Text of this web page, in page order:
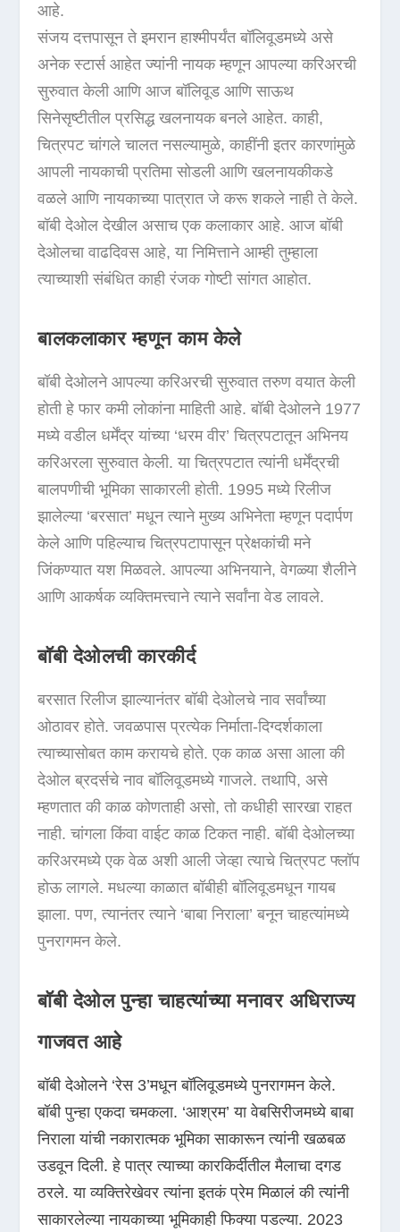
आहे.
संजय दत्तपासून ते इमरान हाश्मीपर्यंत बॉलिवूडमध्ये असे
अनेक स्टार्स आहेत ज्यांनी नायक म्हणून आपल्या करिअरची
सुरुवात केली आणि आज बॉलिवूड आणि साऊथ
सिनेसृष्टीतील प्रसिद्ध खलनायक बनले आहेत. काही,
चित्रपट चांगले चालत नसल्यामुळे, काहींनी इतर कारणांमुळे
आपली नायकाची प्रतिमा सोडली आणि खलनायकीकडे
वळले आणि नायकाच्या पात्रात जे करू शकले नाही ते केले.
बॉबी देओल देखील असाच एक कलाकार आहे. आज बॉबी
देओलचा वाढदिवस आहे, या निमित्ताने आम्ही तुम्हाला
त्याच्याशी संबंधित काही रंजक गोष्टी सांगत आहोत.
बालकलाकार म्हणून काम केले
बॉबी देओलने आपल्या करिअरची सुरुवात तरुण वयात केली
होती हे फार कमी लोकांना माहिती आहे. बॉबी देओलने 1977
मध्ये वडील धर्मेंद्र यांच्या ‘धरम वीर’ चित्रपटातून अभिनय
करिअरला सुरुवात केली. या चित्रपटात त्यांनी धर्मेंद्रची
बालपणीची भूमिका साकारली होती. 1995 मध्ये रिलीज
झालेल्या ‘बरसात’ मधून त्याने मुख्य अभिनेता म्हणून पदार्पण
केले आणि पहिल्याच चित्रपटापासून प्रेक्षकांची मने
जिंकण्यात यश मिळवले. आपल्या अभिनयाने, वेगळ्या शैलीने
आणि आकर्षक व्यक्तिमत्त्वाने त्याने सर्वांना वेड लावले.
बॉबी देओलची कारकीर्द
बरसात रिलीज झाल्यानंतर बॉबी देओलचे नाव सर्वांच्या
ओठावर होते. जवळपास प्रत्येक निर्माता-दिग्दर्शकाला
त्याच्यासोबत काम करायचे होते. एक काळ असा आला की
देओल ब्रदर्सचे नाव बॉलिवूडमध्ये गाजले. तथापि, असे
म्हणतात की काळ कोणताही असो, तो कधीही सारखा राहत
नाही. चांगला किंवा वाईट काळ टिकत नाही. बॉबी देओलच्या
करिअरमध्ये एक वेळ अशी आली जेव्हा त्याचे चित्रपट फ्लॉप
होऊ लागले. मधल्या काळात बॉबीही बॉलिवूडमधून गायब
झाला. पण, त्यानंतर त्याने ‘बाबा निराला’ बनून चाहत्यांमध्ये
पुनरागमन केले.
बॉबी देओल पुन्हा चाहत्यांच्या मनावर अधिराज्य
गाजवत आहे
बॉबी देओलने ‘रेस 3’मधून बॉलिवूडमध्ये पुनरागमन केले.
बॉबी पुन्हा एकदा चमकला. ‘आश्रम’ या वेबसिरीजमध्ये बाबा
निराला यांची नकारात्मक भूमिका साकारून त्यांनी खळबळ
उडवून दिली. हे पात्र त्याच्या कारकिर्दीतील मैलाचा दगड
ठरले. या व्यक्तिरेखेवर त्यांना इतकं प्रेम मिळालं की त्यांनी
साकारलेल्या नायकाच्या भूमिकाही फिक्या पडल्या. 2023